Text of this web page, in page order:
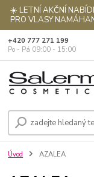
☀️ LETNÍ AKČNÍ
PRO VLASY
+420 777 271 199
Po - Pá 09:00 - 15:00
Úvod AZALEA